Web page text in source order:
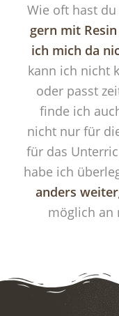
Wie oft hast du
gern mit
ich mich da
kann ich nicht
oder passt
finde ich
nicht nur für
für das
habe ich
anders
möglich an